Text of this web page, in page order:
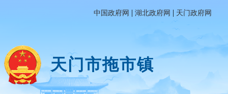
中国政府网 | 湖北政府网 | 天门政府网
天门市拖市镇